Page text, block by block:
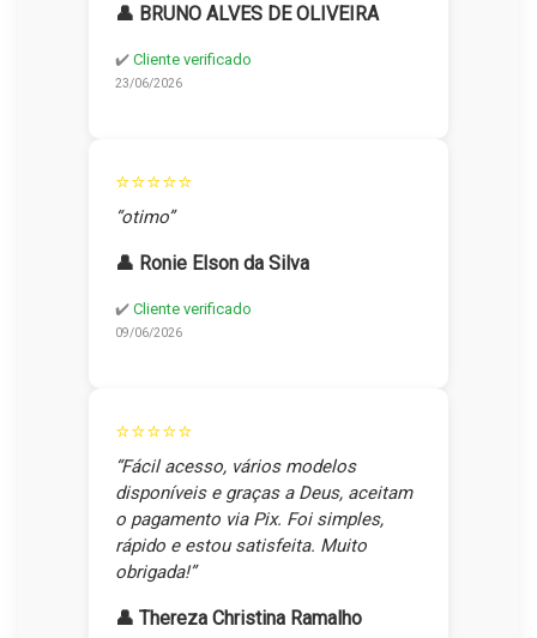
👤 BRUNO ALVES DE OLIVEIRA
✔️ Cliente verificado
23/06/2026
⭐⭐⭐⭐⭐
“otimo”
👤 Ronie Elson da Silva
✔️ Cliente verificado
09/06/2026
⭐⭐⭐⭐⭐
“Fácil acesso, vários modelos
disponíveis e graças a Deus, aceitam
o pagamento via Pix. Foi simples,
rápido e estou satisfeita. Muito
obrigada!”
👤 Thereza Christina Ramalho